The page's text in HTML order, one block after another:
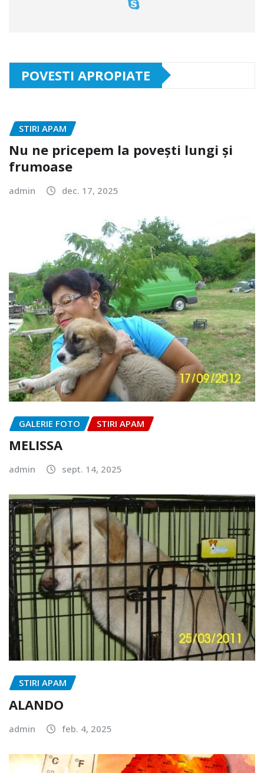
POVESTI APROPIATE
STIRI APAM
Nu ne pricepem la povești lungi și
frumoase
admin dec. 17, 2025
GALERIE FOTO STIRI APAM
MELISSA
admin sept. 14, 2025
STIRI APAM
ALANDO
admin feb. 4, 2025